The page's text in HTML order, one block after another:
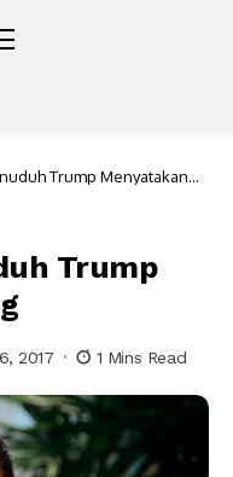
Trump Menyatakan
Trump
2017 1 Mins Read